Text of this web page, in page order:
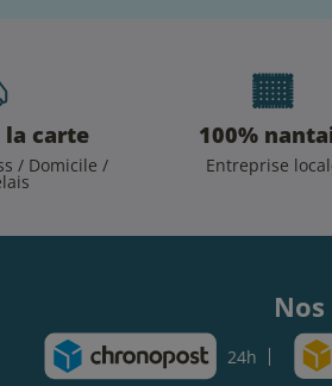
la carte
/ Domicile /
100%
Entreprise
24h